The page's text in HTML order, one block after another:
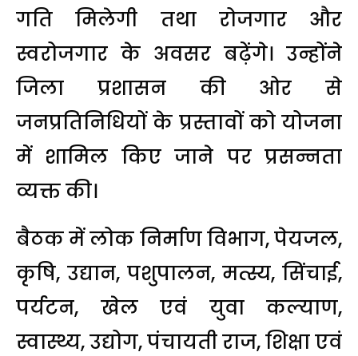
गति मिलेगी तथा रोजगार और
स्वरोजगार के अवसर बढ़ेंगे। उन्होंने
जिला प्रशासन की ओर से
जनप्रतिनिधियों के प्रस्तावों को योजना
में शामिल किए जाने पर प्रसन्नता
व्यक्त की।
बैठक में लोक निर्माण विभाग, पेयजल,
कृषि, उद्यान, पशुपालन, मत्स्य, सिंचाई,
पर्यटन, खेल एवं युवा कल्याण,
स्वास्थ्य, उद्योग, पंचायती राज, शिक्षा एवं